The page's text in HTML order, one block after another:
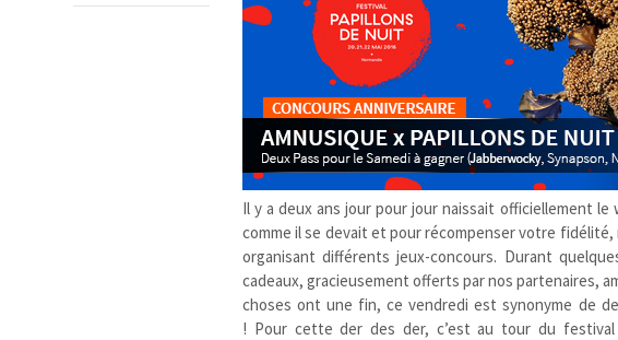
Il y a deux ans jour pour jour naissait officiellement le
comme il se devait et pour récompenser votre
organisant différents jeux-concours. Durant
cadeaux, gracieusement offerts par nos partenaires,
choses ont une fin, ce vendredi est synonyme de
! Pour cette der des der, c’est au tour du festival